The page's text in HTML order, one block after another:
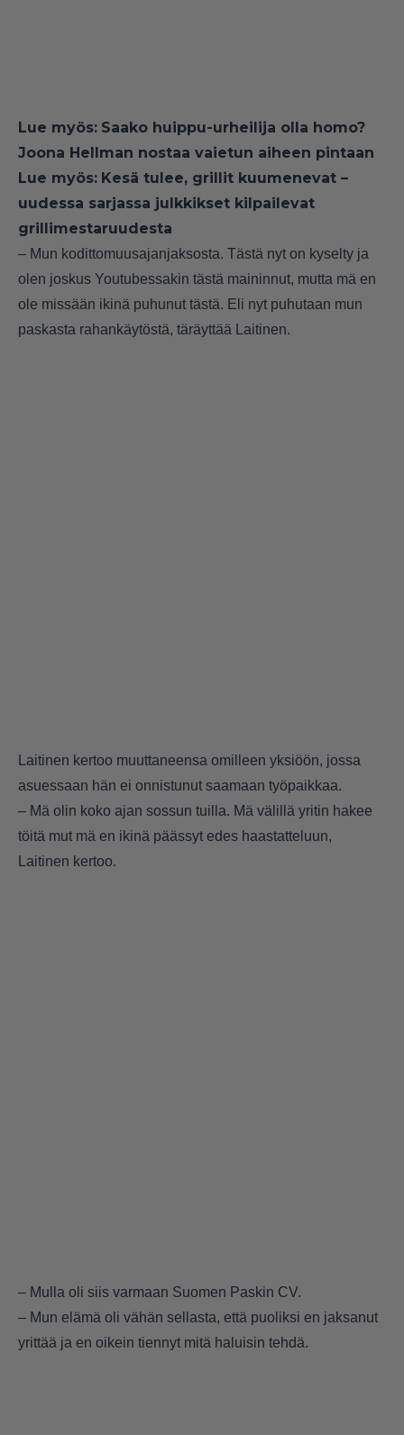
Lue myös: Saako huippu-urheilija olla homo?
Joona Hellman nostaa vaietun aiheen pintaan
Lue myös: Kesä tulee, grillit kuumenevat –
uudessa sarjassa julkkikset kilpailevat
grillimestaruudesta
– Mun kodittomuusajanjaksosta. Tästä nyt on kyselty ja
olen joskus Youtubessakin tästä maininnut, mutta mä en
ole missään ikinä puhunut tästä. Eli nyt puhutaan mun
paskasta rahankäytöstä, täräyttää Laitinen.
Laitinen kertoo muuttaneensa omilleen yksiöön, jossa
asuessaan hän ei onnistunut saamaan työpaikkaa.
– Mä olin koko ajan sossun tuilla. Mä välillä yritin hakee
töitä mut mä en ikinä päässyt edes haastatteluun,
Laitinen kertoo.
– Mulla oli siis varmaan Suomen Paskin CV.
– Mun elämä oli vähän sellasta, että puoliksi en jaksanut
yrittää ja en oikein tiennyt mitä haluisin tehdä.